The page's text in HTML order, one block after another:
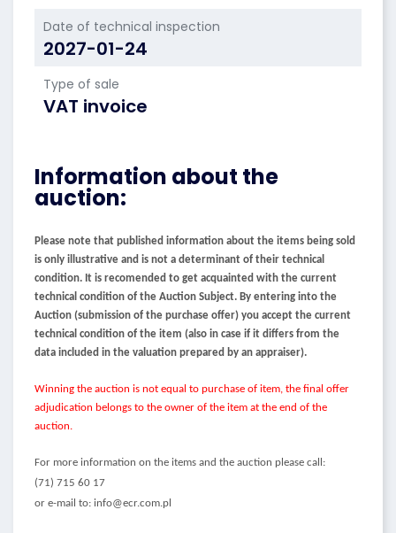
Date of technical inspection
2027-01-24
Type of sale
VAT invoice
Information about the
auction:
Please note that published information about the items being sold
is only illustrative and is not a determinant of their technical
condition. It is recomended to get acquainted with the current
technical condition of the Auction Subject. By entering into the
Auction (submission of the purchase offer) you accept the current
technical condition of the item (also in case if it differs from the
data included in the valuation prepared by an appraiser).
Winning the auction is not equal to purchase of item, the final offer
adjudication belongs to the owner of the item at the end of the
auction.
For more information on the items and the auction please call:
(71) 715 60 17
or e-mail to: info@ecr.com.pl